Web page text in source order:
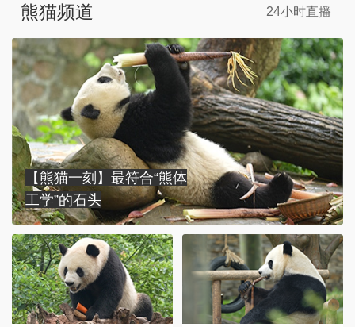
熊猫频道 24小时直播
【熊猫一刻】最符合“熊体
工学”的石头